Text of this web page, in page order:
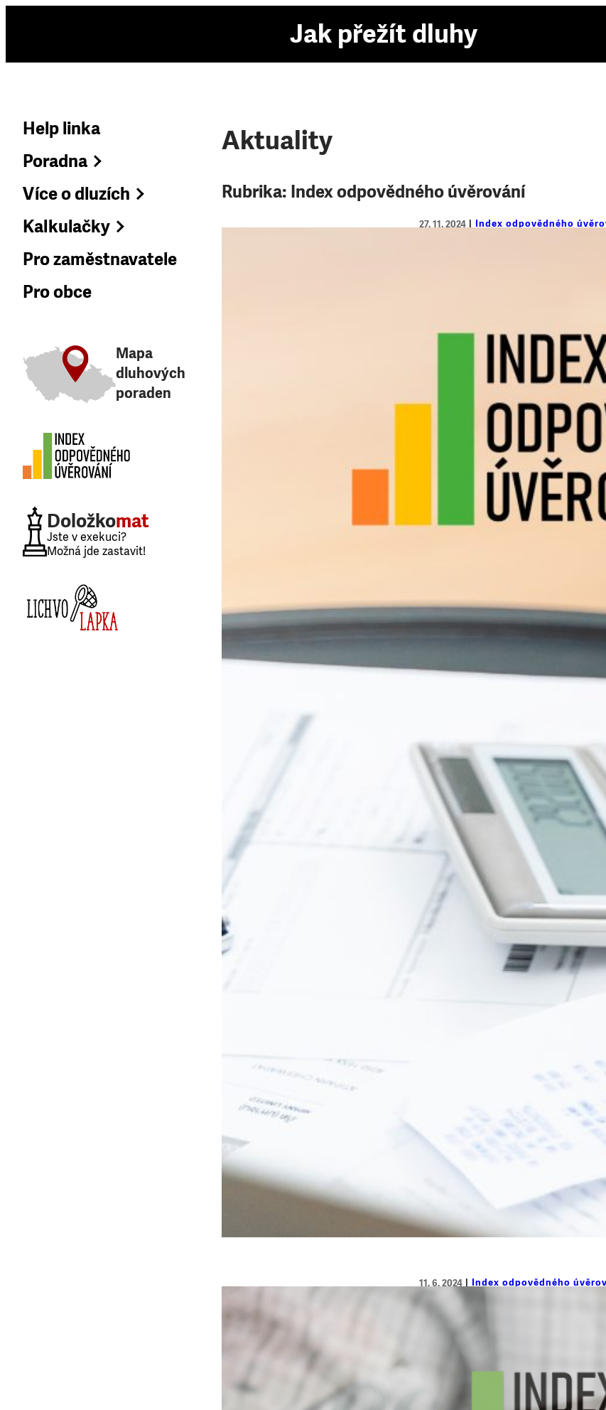
Jak přežít dluhy
Help linka
Poradna
Více o dluzích
Kalkulačky
Pro zaměstnavatele
Pro obce
Mapa
dluhových
poraden
Doložkomat
Jste v exekuci?
Možná jde zastavit!
Aktuality
Rubrika: Index odpovědného úvěrování
27. 11. 2024 Index odpovědného
11. 6. 2024 Index odpovědného
Roční úrok 300 % i více.
Potřebujete zaplatit větší
takové situaci nejčastěji využívají
právě na ně se zaměřuje aktuální